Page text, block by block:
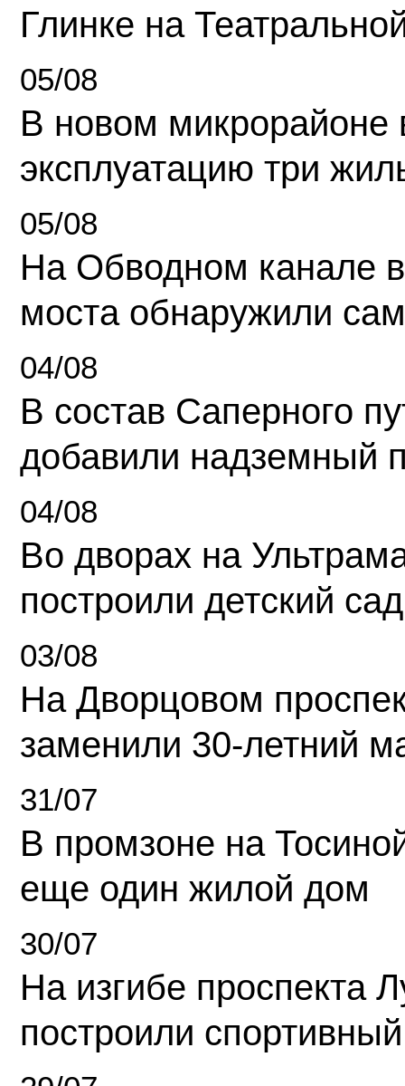
Глинке на
05/08
В новом микрорайоне
эксплуатацию три
05/08
На Обводном канале
моста обнаружили
04/08
В состав Саперного
добавили надземный
04/08
Во дворах на
построили детский сад
03/08
На Дворцовом
заменили 30-летний
31/07
В промзоне на
еще один жилой дом
30/07
На изгибе проспекта
построили